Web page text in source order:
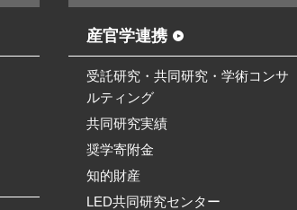
産官学連携
受託研究・共同研究・学術コンサ
ルティング
共同研究実績
奨学寄附金
知的財産
LED共同研究センター